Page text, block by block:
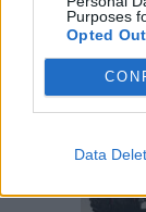
Purposes
Opted Out
Data